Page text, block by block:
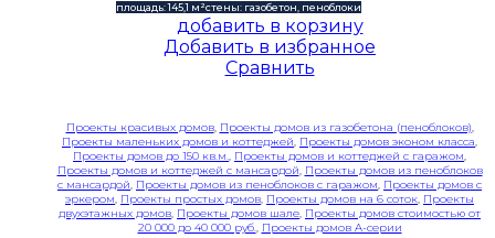
площадь: 145,1 м²стены: газобетон, пеноблоки
добавить в корзину
Добавить в избранное
Сравнить
Проекты красивых домов, Проекты домов из газобетона (пеноблоков),
Проекты маленьких домов и коттеджей, Проекты домов эконом класса,
Проекты домов до 150 кв.м., Проекты домов и коттеджей с гаражом,
Проекты домов и коттеджей с мансардой, Проекты домов из пеноблоков
с мансардой, Проекты домов из пеноблоков с гаражом, Проекты домов с
эркером, Проекты простых домов, Проекты домов на 6 соток, Проекты
двухэтажных домов, Проекты домов шале, Проекты домов стоимостью от
20 000 до 40 000 руб., Проекты домов A-серии